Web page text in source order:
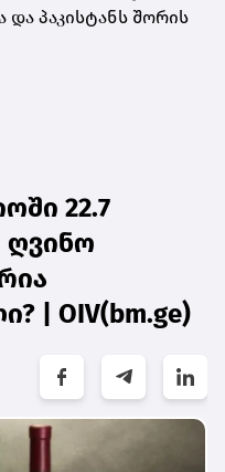
და პაკისტანს შორის
22.7
| OIV(bm.ge)